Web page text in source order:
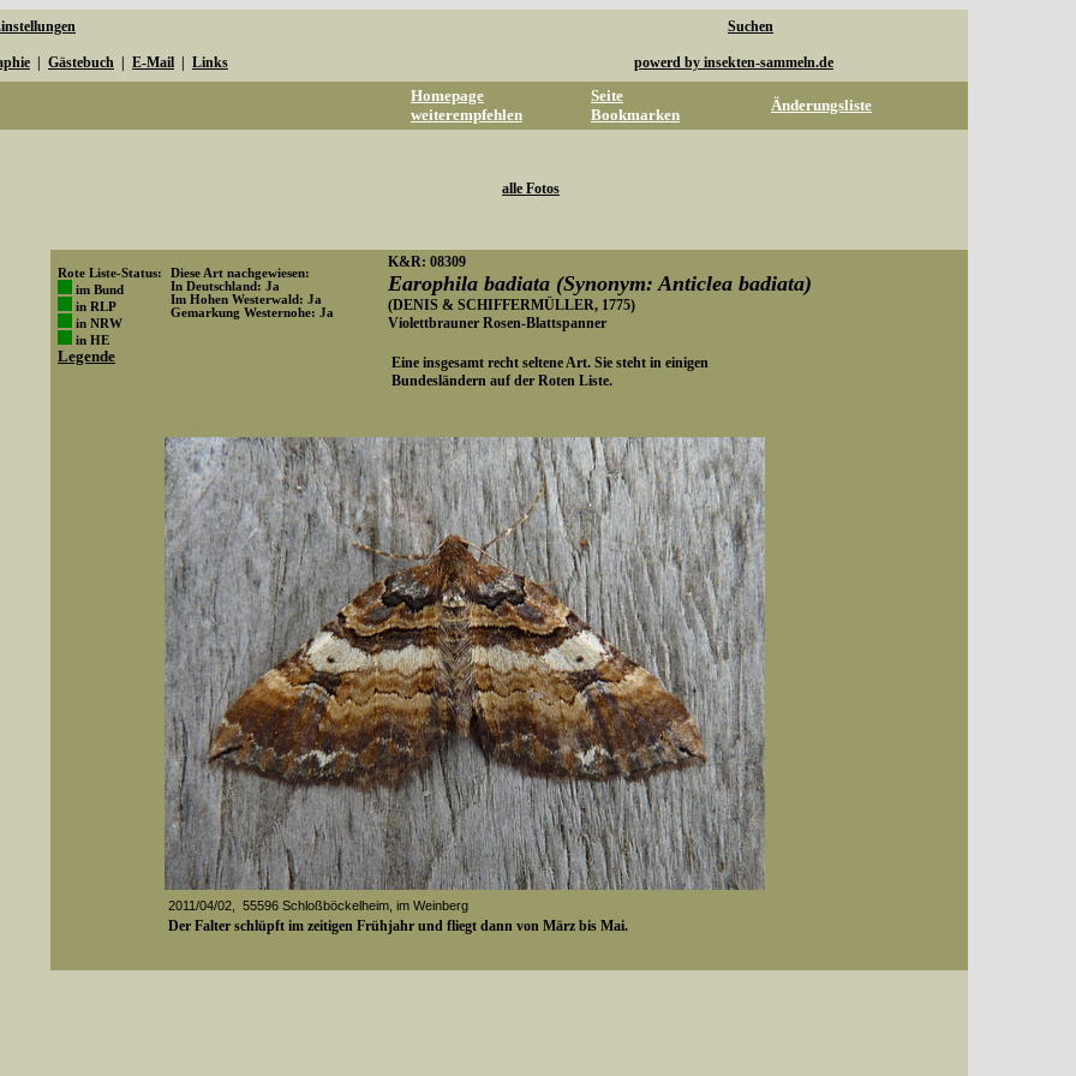
Suchen
Gästebuch E-Mail Links powerd by insekten-sammeln.de
Homepage
weiterempfehlen
Seite
Bookmarken
Änderungsliste
alle Fotos
Rote Liste-Status:
im Bund
in RLP
in NRW
in HE
Legende
Diese Art nachgewiesen:
In Deutschland: Ja
Im Hohen Westerwald: Ja
Gemarkung Westernohe: Ja
K&R: 08309
Earophila badiata (Synonym: Anticlea badiata)
(DENIS & SCHIFFERMÜLLER, 1775)
Violettbrauner Rosen-Blattspanner
Eine insgesamt recht seltene Art. Sie steht in einigen
Bundesländern auf der Roten Liste.
2011/04/02, 55596 Schloßböckelheim, im Weinberg
Der Falter schlüpft im zeitigen Frühjahr und fliegt dann von März bis Mai.